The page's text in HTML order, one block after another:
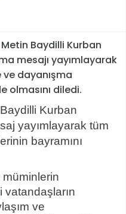
Baydilli Kurban
mesajı yayımlayarak
dayanışma
olmasını diledi.
Kurban
yayımlayarak tüm
bayramını
vatandaşların
ve